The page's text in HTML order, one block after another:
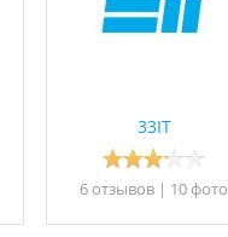
33IТ
6 отзывов | 10 фото